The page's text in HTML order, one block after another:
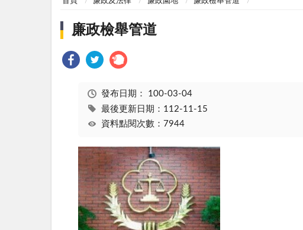
廉政檢舉管道
發布日期： 100-03-04
最後更新日期：112-11-15
資料點閱次數：7944